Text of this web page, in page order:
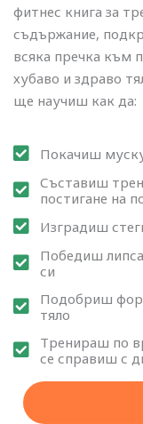
фитнес книга за
съдържание,
всяка пречка към
хубаво и здраво
ще научиш как да:
Покачиш
Съставиш
постигане на
Изградиш
Победиш
си
Подобриш
тяло
Тренираш по
се справиш с